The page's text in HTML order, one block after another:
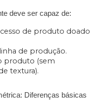
deve ser capaz de:
de produto doado
de produção.
produto (sem
textura).
Diferenças básicas